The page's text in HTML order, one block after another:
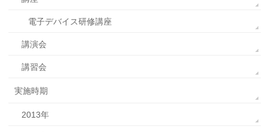
電子デバイス研修講座
講演会
講習会
実施時期
2013年